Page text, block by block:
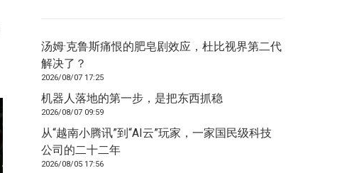
汤姆·克鲁斯痛恨的肥皂剧效应，杜比视界第二代
解决了？
2026/08/07 17:25
机器人落地的第一步，是把东西抓稳
2026/08/07 09:59
从“越南小腾讯”到“AI云”玩家，一家国民级科技
公司的二十二年
2026/08/05 17:56